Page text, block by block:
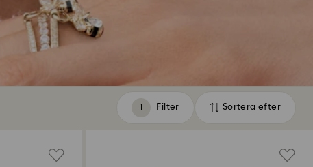
Filter
Filter Sortera efter
Sortera